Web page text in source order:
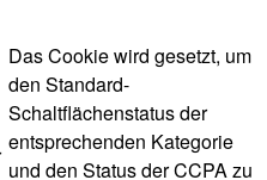
Das Cookie wird gesetzt, um
den Standard-
Schaltflächenstatus der
entsprechenden Kategorie
und den Status der CCPA zu